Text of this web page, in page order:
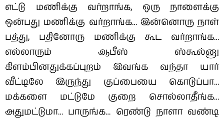
எட்டு மணிக்கு வர்றாங்க, ஒரு நாளைக்கு
ஒன்பது மணிக்கு வர்றாங்க… இன்னொரு நாள்
பத்து, பதினோரு மணிக்கு கூட வர்றாங்க…
எல்லாரும் ஆபீஸ் ஸ்கூல்னு
கிளம்பினதுக்கப்புறம் இவங்க வந்தா யார்
வீட்டிலே இருந்து குப்பையை கொடுப்பா…
மக்களை மட்டுமே குறை சொல்லாதீங்க…
அதுமட்டுமா… பாருங்க… ரெண்டு நாளா வண்டி